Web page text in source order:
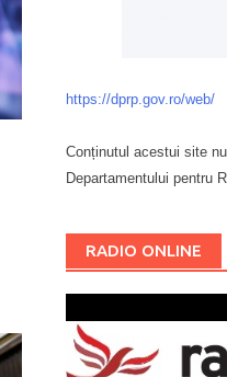
https://dprp.gov.ro/web/
Conținutul acestui site
Departamentului pentru
RADIO ONLINE